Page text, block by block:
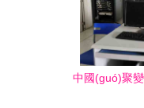
中國(guó)聚